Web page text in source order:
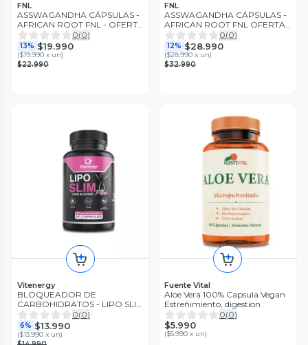
FNL
ASSWAGANDHA CÁPSULAS -
AFRICAN ROOT FNL - OFERTA
PACK x2
0(0)
13% $19.990
($19.990 x un)
$22.990
FNL
ASSWAGANDHA CÁPSULAS -
AFRICAN ROOT FNL OFERTA
PACK x3
0(0)
12% $28.990
($28.990 x un)
$32.990
Vitenergy
BLOQUEADOR DE
CARBOHIDRATOS - LIPO SLIM
PLUS - CONTROL PESO -
REGULADOR TRÁNSITO
0(0)
6% $13.990
($13.990 x un)
Fuente Vital
Aloe Vera 100% Capsula Vegan
Estreñimiento, digestion
0(0)
$5.990
($5.990 x un)